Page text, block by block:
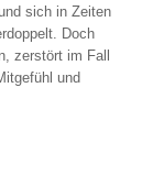
sich in Zeiten
Doch
zerstört im Fall
und